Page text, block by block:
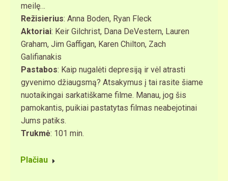
meilę…
Režisierius: Anna Boden, Ryan Fleck
Aktoriai: Keir Gilchrist, Dana DeVestern, Lauren
Graham, Jim Gaffigan, Karen Chilton, Zach
Galifianakis
Pastabos: Kaip nugalėti depresiją ir vėl atrasti
gyvenimo džiaugsmą? Atsakymus į tai rasite šiame
nuotaikingai sarkatiškame filme. Manau, jog šis
pamokantis, puikiai pastatytas filmas neabejotinai
Jums patiks.
Trukmė: 101 min.
Plačiau